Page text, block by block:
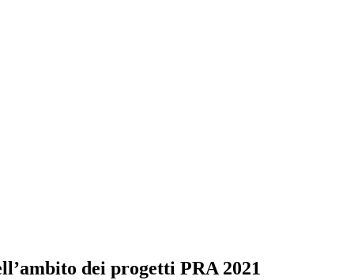
dei progetti PRA 2021